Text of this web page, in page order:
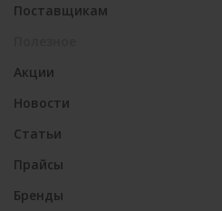
Поставщикам
Акции
Новости
Статьи
Прайсы
Бренды